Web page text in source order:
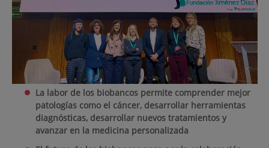
La labor de los biobancos permite comprender mejor
patologías como el cáncer, desarrollar herramientas
diagnósticas, desarrollar nuevos tratamientos y
avanzar en la medicina personalizada